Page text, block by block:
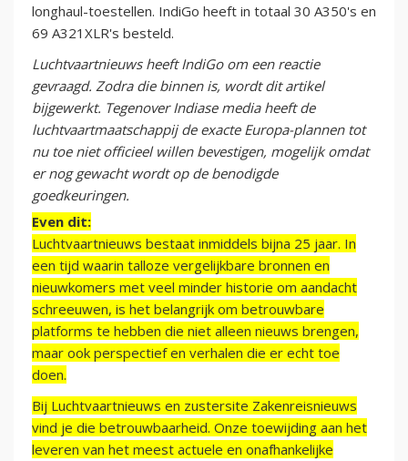
longhaul-toestellen. IndiGo heeft in totaal 30 A350's en
69 A321XLR's besteld.
Luchtvaartnieuws heeft IndiGo om een reactie
gevraagd. Zodra die binnen is, wordt dit artikel
bijgewerkt. Tegenover Indiase media heeft de
luchtvaartmaatschappij de exacte Europa-plannen tot
nu toe niet officieel willen bevestigen, mogelijk omdat
er nog gewacht wordt op de benodigde
goedkeuringen.
Even dit:
Luchtvaartnieuws bestaat inmiddels bijna 25 jaar. In
een tijd waarin talloze vergelijkbare bronnen en
nieuwkomers met veel minder historie om aandacht
schreeuwen, is het belangrijk om betrouwbare
platforms te hebben die niet alleen nieuws brengen,
maar ook perspectief en verhalen die er echt toe
doen.
Bij Luchtvaartnieuws en zustersite Zakenreisnieuws
vind je die betrouwbaarheid. Onze toewijding aan het
leveren van het meest actuele en onafhankelijke